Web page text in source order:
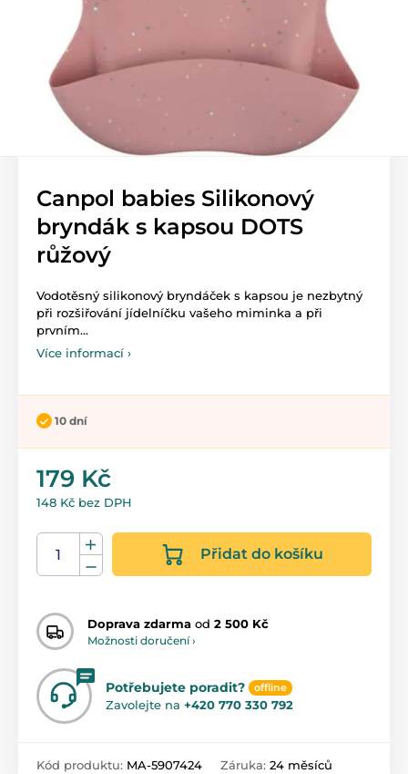
Canpol babies Silikonový
bryndák s kapsou DOTS
růžový
Vodotěsný silikonový bryndáček s kapsou je nezbytný
při rozšiřování jídelníčku vašeho miminka a při
prvním...
Více informací ›
10 dní
179 Kč
148 Kč bez DPH
Přidat do košíku
Doprava zdarma od 2 500 Kč
Možnosti doručení ›
Potřebujete poradit? offline
Zavolejte na +420 770 330 792
Kód produktu: MA-5907424 Záruka: 24 měsíců